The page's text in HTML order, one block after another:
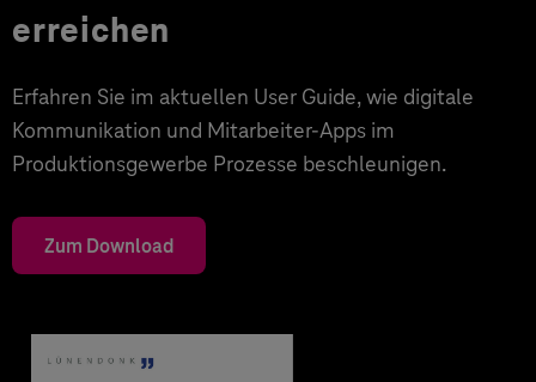
erreichen
Erfahren Sie im aktuellen User Guide, wie digitale
Kommunikation und Mitarbeiter-Apps im
Produktionsgewerbe Prozesse beschleunigen.
Zum Download